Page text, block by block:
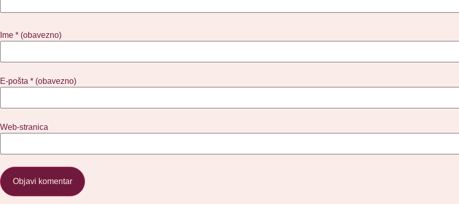
Ime * (obavezno)
E-pošta * (obavezno)
Web-stranica